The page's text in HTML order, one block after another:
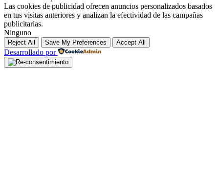
Las cookies de publicidad ofrecen anuncios personalizados basados
en tus visitas anteriores y analizan la efectividad de las campañas
publicitarias.
Ninguno
Reject All Save My Preferences Accept All
Desarrollado por